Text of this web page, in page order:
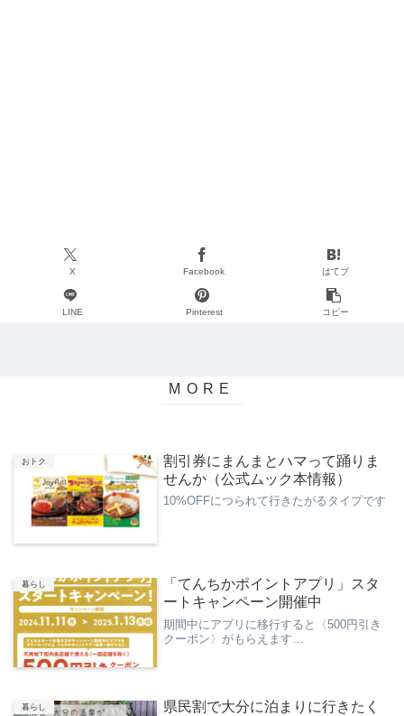
X Facebook はてブ
LINE Pinterest コピー
おトク
割引券にまんまとハマって踊りま
せんか（公式ムック本情報）
10%OFFにつられて行きたがるタイプです
暮らし
「てんちかポイントアプリ」スタ
ートキャンペーン開催中
期間中にアプリに移行すると〈500円引き
クーポン〉がもらえます…
暮らし
県民割で大分に泊まりに行きたく